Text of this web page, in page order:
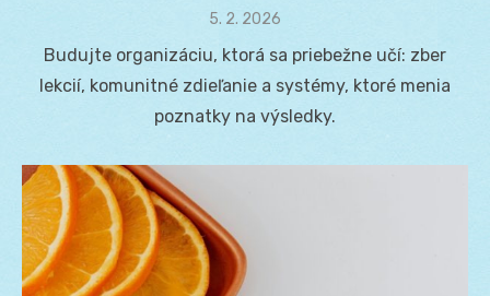
Posted
5. 2. 2026
Budujte organizáciu, ktorá sa priebežne učí: zber
lekcií, komunitné zdieľanie a systémy, ktoré menia
poznatky na výsledky.